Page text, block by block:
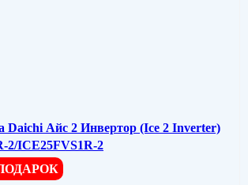
Daichi Айс 2 Инвертор (Ice 2 Inverter)
2/ICE25FVS1R-2